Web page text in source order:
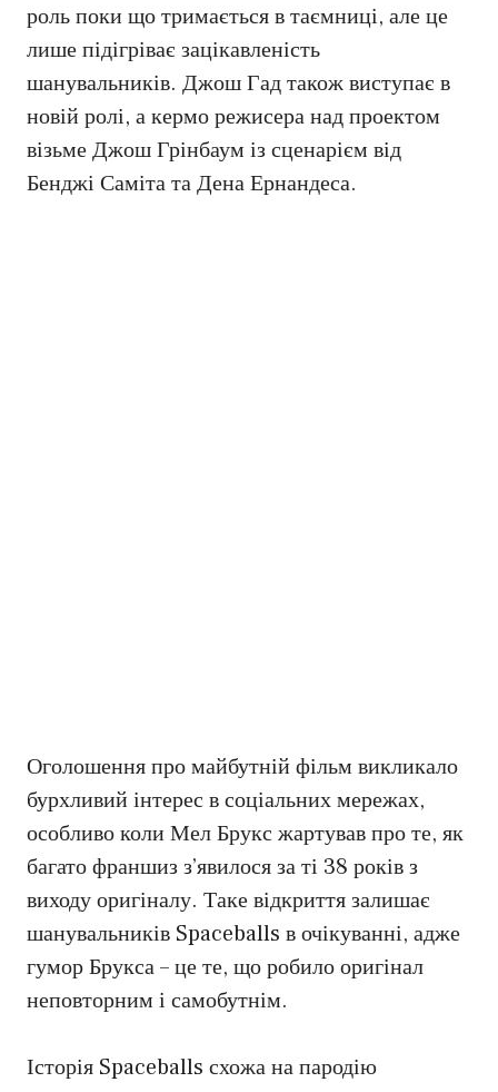
роль поки що тримається в таємниці, але це
лише підігріває зацікавленість
шанувальників. Джош Гад також виступає в
новій ролі, а кермо режисера над проектом
візьме Джош Грінбаум із сценарієм від
Бенджі Саміта та Дена Ернандеса.
Оголошення про майбутній фільм викликало
бурхливий інтерес в соціальних мережах,
особливо коли Мел Брукс жартував про те, як
багато франшиз з’явилося за ті 38 років з
виходу оригіналу. Таке відкриття залишає
шанувальників Spaceballs в очікуванні, адже
гумор Брукса – це те, що робило оригінал
неповторним і самобутнім.
Історія Spaceballs схожа на пародію